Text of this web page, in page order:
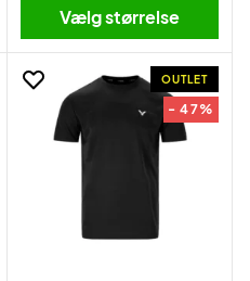
Vælg størrelse
OUTLET
- 47%